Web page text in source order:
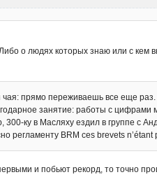
о людях которых знаю или с кем
чая: прямо переживаешь все еще
занятие: работы с цифрами
ку в Масляху ездил в группе с
регламенту BRM ces brevets
и побьют рекорд, то точно